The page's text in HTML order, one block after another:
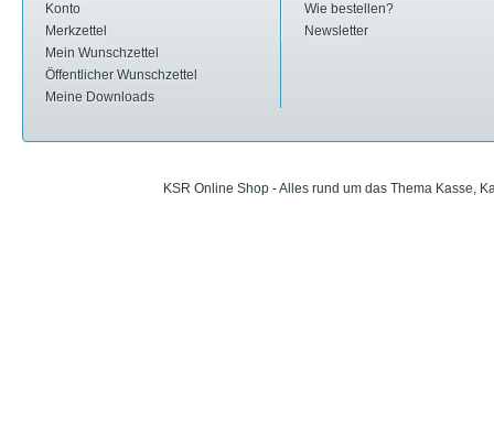
Konto
Merkzettel
Mein Wunschzettel
Öffentlicher Wunschzettel
Meine Downloads
Wie bestellen?
Newsletter
KSR Online Shop - Alles rund um das Thema Kasse,